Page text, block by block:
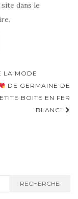
dans le
LA MODE
DE GERMAINE DE
BOITE EN FER
BLANC”
RECHERCHE